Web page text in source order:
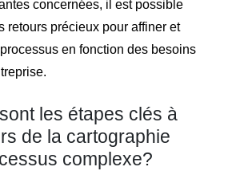
concernées, il est possible
retours précieux pour affiner et
en fonction des besoins
les étapes clés à
de la cartographie
complexe?